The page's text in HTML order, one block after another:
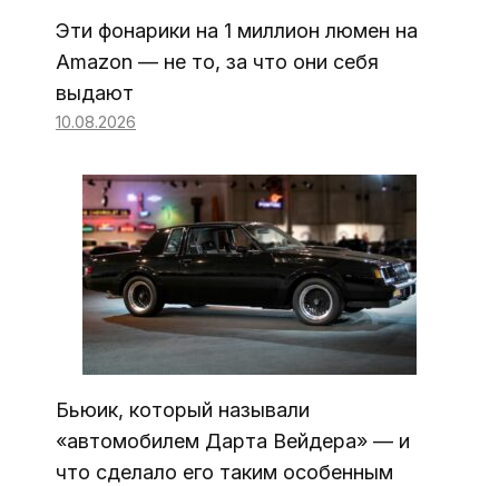
Эти фонарики на 1 миллион люмен на
Amazon — не то, за что они себя
выдают
10.08.2026
Бьюик, который называли
«автомобилем Дарта Вейдера» — и
что сделало его таким особенным